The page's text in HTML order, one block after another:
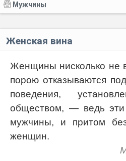
Мужчины
Женская вина
Женщины нисколько не
порою отказываются
поведения,
обществом, — ведь эти
мужчины, и притом
женщин.